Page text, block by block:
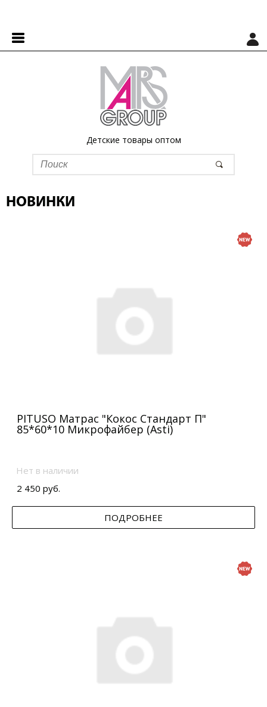
Детские товары оптом
НОВИНКИ
PITUSO Матрас "Кокос Стандарт П"
85*60*10 Микрофайбер (Asti)
Нет в наличии
2 450 руб.
ПОДРОБНЕЕ